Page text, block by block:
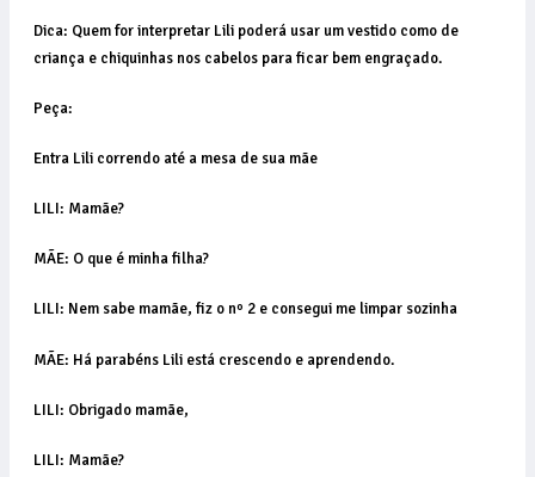
Dica: Quem for interpretar Lili poderá usar um vestido como de
criança e chiquinhas nos cabelos para ficar bem engraçado.
Peça:
Entra Lili correndo até a mesa de sua mãe
LILI: Mamãe?
MÃE: O que é minha filha?
LILI: Nem sabe mamãe, fiz o nº 2 e consegui me limpar sozinha
MÃE: Há parabéns Lili está crescendo e aprendendo.
LILI: Obrigado mamãe,
LILI: Mamãe?